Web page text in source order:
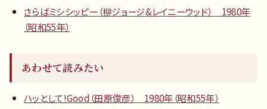
さらばミシシッピー（柳ジョージ&レイニーウッド） 1980年
（昭和55年）
あわせて読みたい
ハッとして!Good（田原俊彦） 1980年（昭和55年）